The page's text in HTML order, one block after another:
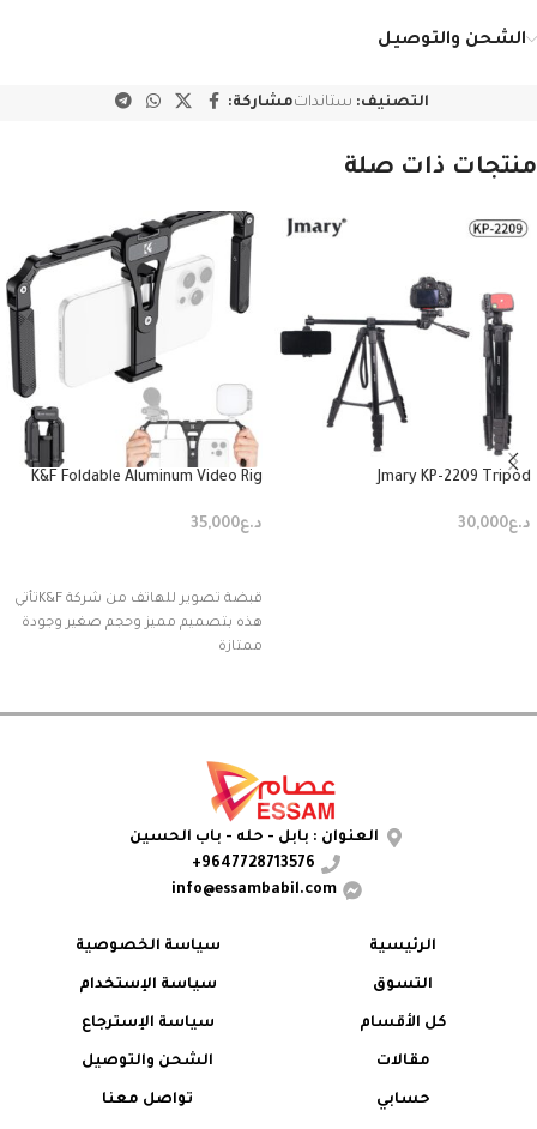
الشحن والتوصيل
التصنيف: ستانداتمشاركة:
منتجات ذات صلة
Jmary KP-2209 Tripod
د.ع30,000
K&F Foldable Aluminum Video Rig
د.ع35,000
قبضة تصوير للهاتف من شركة K&Fتأتي
هذه بتصميم مميز وحجم صغير وجودة
ممتازة
العنوان : بابل - حله - باب الحسين
9647728713576+
info@essambabil.com
الرئيسية
التسوق
كل الأقسام
مقالات
حسابي
سياسة الخصوصية
سياسة الإستخدام
سياسة الإسترجاع
الشحن والتوصيل
تواصل معنا